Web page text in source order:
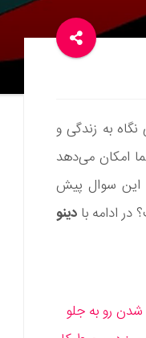
به زندگی و
امکان می‌دهد
این سوال پیش
ادامه با دینو